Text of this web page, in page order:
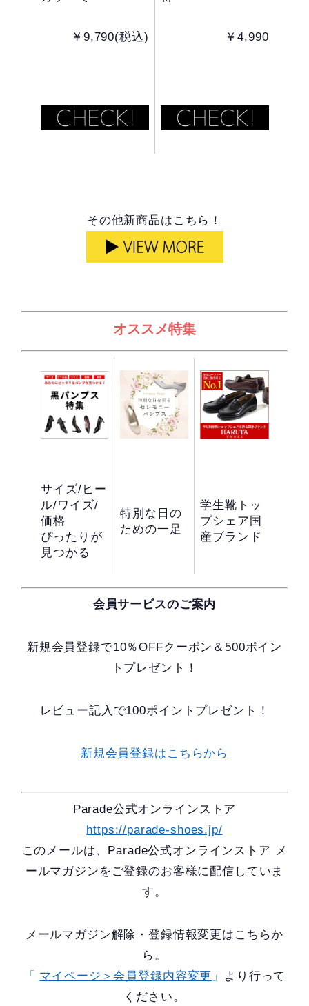
￥9,790(税込) ￥4,990
その他新商品はこちら！
オススメ特集
サイズ/ヒー
ル/ワイズ/
価格
ぴったりが
見つかる
特別な日の
ための一足
学生靴トッ
プシェア国
産ブランド
会員サービスのご案内
新規会員登録で10％OFFクーポン＆500ポイン
トプレゼント！
レビュー記入で100ポイントプレゼント！
新規会員登録はこちらから
Parade公式オンラインストア
https://parade-shoes.jp/
このメールは、Parade公式オンラインストア メ
ールマガジンをご登録のお客様に配信していま
す。
メールマガジン解除・登録情報変更はこちらか
ら。
「 マイページ＞会員登録内容変更 」
より行って
ください。